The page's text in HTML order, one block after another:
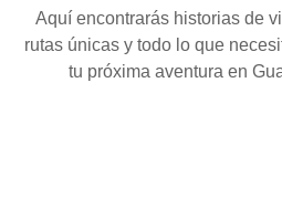
Aquí encontrarás historias de
rutas únicas y todo lo que
tu próxima aventura en